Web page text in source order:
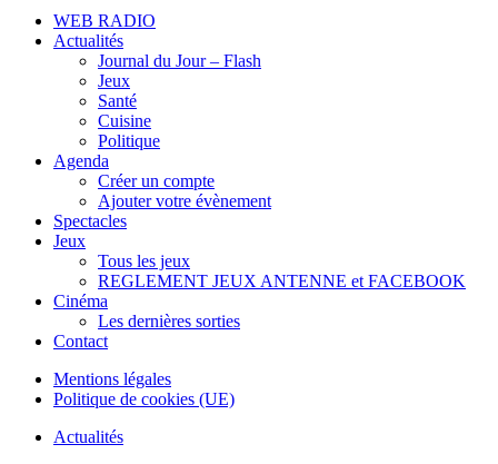
WEB RADIO
Actualités
Journal du Jour – Flash
Jeux
Santé
Cuisine
Politique
Agenda
Créer un compte
Ajouter votre évènement
Spectacles
Jeux
Tous les jeux
REGLEMENT JEUX ANTENNE et FACEBOOK
Cinéma
Les dernières sorties
Contact
Mentions légales
Politique de cookies (UE)
Actualités